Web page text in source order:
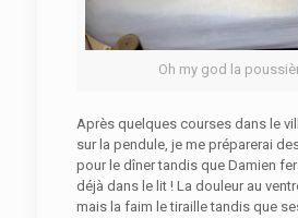
Oh my god la
Après quelques courses dans le
sur la pendule, je me préparerai
pour le dîner tandis que Damien
déjà dans le lit ! La douleur au
mais la faim le tiraille tandis que